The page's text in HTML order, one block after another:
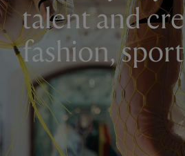
talent and
fashion,